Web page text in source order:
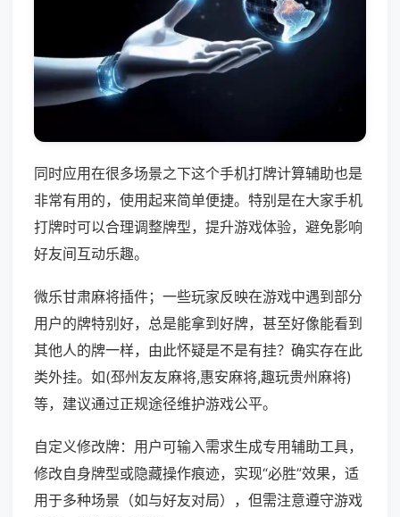
同时应用在很多场景之下这个手机打牌计算辅助也是
非常有用的，使用起来简单便捷。特别是在大家手机
打牌时可以合理调整牌型，提升游戏体验，避免影响
好友间互动乐趣。
微乐甘肃麻将插件；一些玩家反映在游戏中遇到部分
用户的牌特别好，总是能拿到好牌，甚至好像能看到
其他人的牌一样，由此怀疑是不是有挂？确实存在此
类外挂。如(邳州友友麻将,惠安麻将,趣玩贵州麻将)
等，建议通过正规途径维护游戏公平。
自定义修改牌：用户可输入需求生成专用辅助工具，
修改自身牌型或隐藏操作痕迹，实现“必胜”效果，适
用于多种场景（如与好友对局），但需注意遵守游戏